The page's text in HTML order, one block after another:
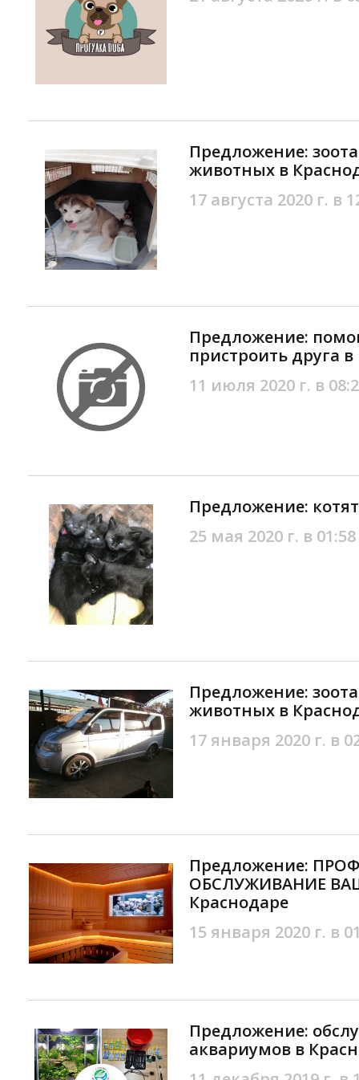
Предложение:
животных в
17 августа 2020 г. в
Предложение:
пристроить друга
11 июля 2020 г. в
Предложение:
25 мая 2020 г. в 01:58
Предложение:
животных в
17 января 2020 г. в
Предложение:
ОБСЛУЖИВАНИЕ
Краснодаре
15 января 2020 г. в
Предложение:
аквариумов в